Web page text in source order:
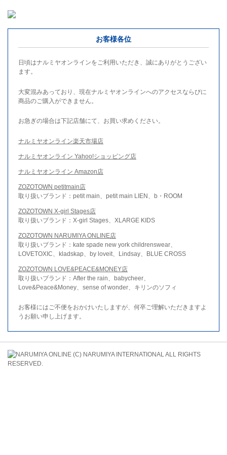
お客様各位
日頃はナルミヤオンラインをご利用いただき、誠にありがとうござい
ます。
大変混みあっており、現在ナルミヤオンラインへのアクセスならびに
商品のご購入ができません。
お急ぎの場合は下記店舗にて、お買い求めください。
ナルミヤオンライン楽天市場店
ナルミヤオンライン Yahoo!ショッピング店
ナルミヤオンライン Amazon店
ZOZOTOWN petitmain店
取り扱いブランド：petit main、petit main LIEN、b・ROOM
ZOZOTOWN X-girl Stages店
取り扱いブランド：X-girl Stages、XLARGE KIDS
ZOZOTOWN NARUMIYA ONLINE店
取り扱いブランド：kate spade new york childrenswear、
LOVETOXIC、kladskap、by loveit、Lindsay、BLUE CROSS
ZOZOTOWN LOVE&PEACE&MONEY店
取り扱いブランド：After the rain、babycheer、
Love&Peace&Money、sense of wonder、キリンのソフィ
お客様にはご不便をおかけいたしますが、何卒ご理解いただきますよ
うお願い申し上げます。